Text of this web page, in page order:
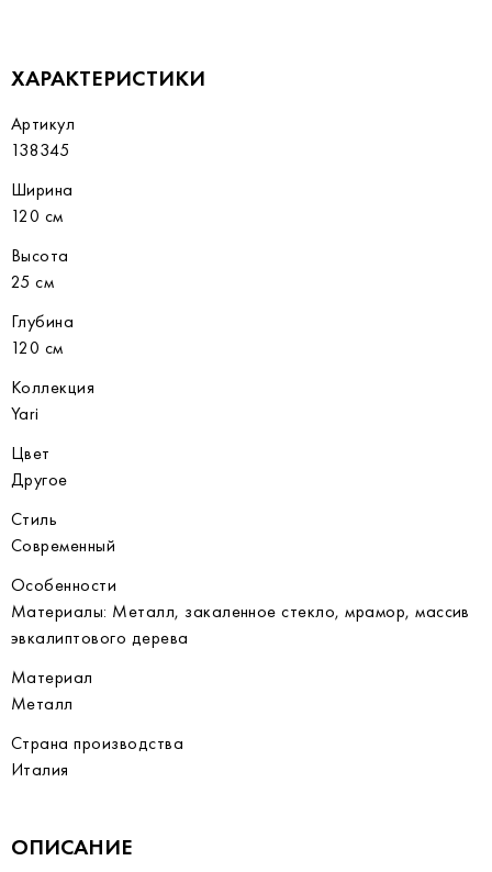
ХАРАКТЕРИСТИКИ
Артикул
138345
Ширина
120 см
Высота
25 см
Глубина
120 см
Коллекция
Yari
Цвет
Другое
Стиль
Современный
Особенности
Материалы: Металл, закаленное стекло, мрамор, массив
эвкалиптового дерева
Материал
Металл
Страна производства
Италия
ОПИСАНИЕ